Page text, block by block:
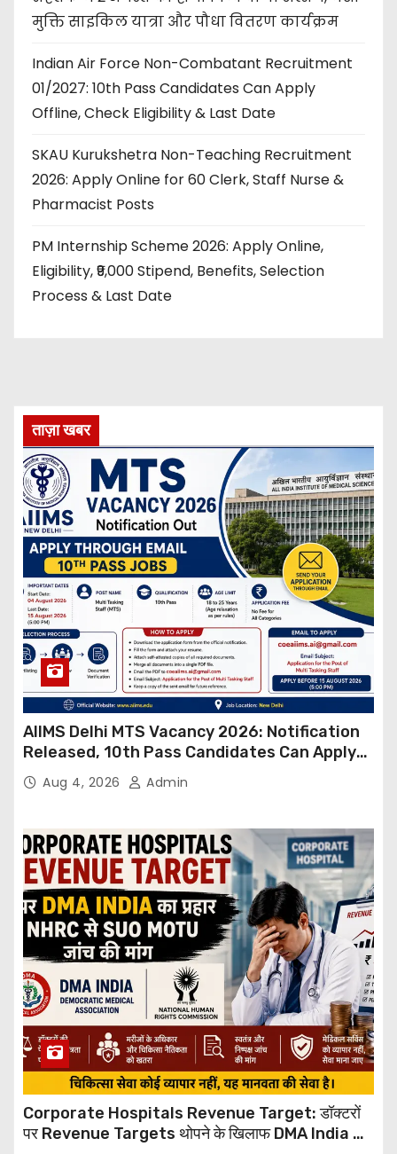
मुक्ति साइकिल यात्रा और पौधा वितरण कार्यक्रम
Indian Air Force Non-Combatant Recruitment
01/2027: 10th Pass Candidates Can Apply
Offline, Check Eligibility & Last Date
SKAU Kurukshetra Non-Teaching Recruitment
2026: Apply Online for 60 Clerk, Staff Nurse &
Pharmacist Posts
PM Internship Scheme 2026: Apply Online,
Eligibility, ₹9,000 Stipend, Benefits, Selection
Process & Last Date
ताज़ा खबर
AIIMS Delhi MTS Vacancy 2026: Notification
Released, 10th Pass Candidates Can Apply
Through Email
Aug 4, 2026 Admin
Corporate Hospitals Revenue Target: डॉक्टरों
पर Revenue Targets थोपने के खिलाफ DMA India का